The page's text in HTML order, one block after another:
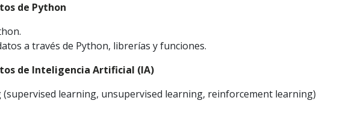
de Python
a través de Python, librerías y funciones.
de Inteligencia Artificial (IA)
(supervised learning, unsupervised learning, reinforcement learning)